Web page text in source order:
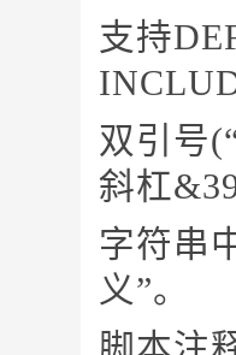
支持
双引号
斜杠
字符串
义”。